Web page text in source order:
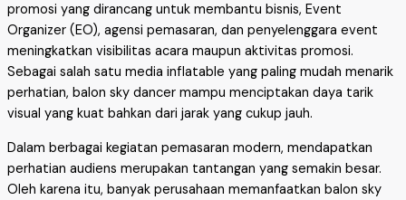
promosi yang dirancang untuk membantu bisnis, Event
Organizer (EO), agensi pemasaran, dan penyelenggara event
meningkatkan visibilitas acara maupun aktivitas promosi.
Sebagai salah satu media inflatable yang paling mudah menarik
perhatian, balon sky dancer mampu menciptakan daya tarik
visual yang kuat bahkan dari jarak yang cukup jauh.
Dalam berbagai kegiatan pemasaran modern, mendapatkan
perhatian audiens merupakan tantangan yang semakin besar.
Oleh karena itu, banyak perusahaan memanfaatkan balon sky